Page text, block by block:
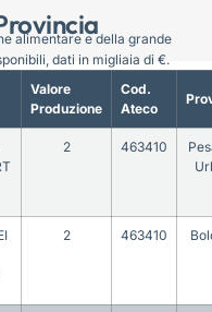
Valore
Produzione
Cod.
Ateco
2 463410
2 463410
alimentare e della grande
dati in migliaia di €.